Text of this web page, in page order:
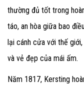
thường đủ tốt trong
táo, an hòa giữa bao
lại cánh cửa với thế
và vẻ đẹp của mái ấm.
Năm 1817, Kersting